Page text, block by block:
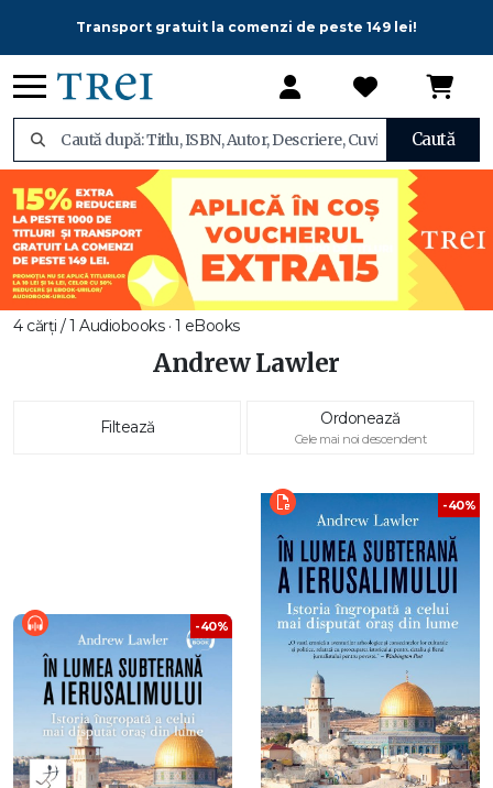
Transport gratuit la comenzi de peste 149 lei!
Caută
4 cărți / 1 Audiobooks · 1 eBooks
Andrew Lawler
Filtează Ordonează
Cele mai noi descendent
-40%
-40%